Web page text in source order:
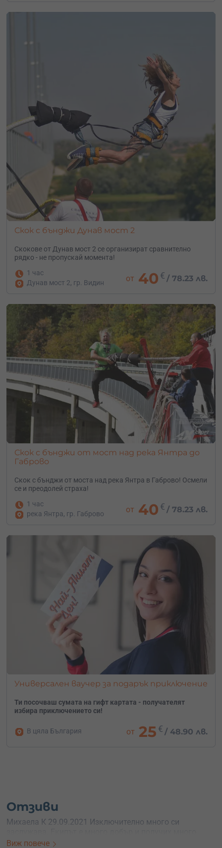
Скок с бънджи Дунав мост 2
Скокове от Дунав мост 2 се организират сравнително
рядко - не пропускай момента!
1 час
Дунав мост 2, гр. Видин
от 40 € /78.23 лв.
Скок с бънджи от мост над река Янтра до
Габрово
Скок с бънджи от моста над река Янтра в Габрово! Осмели
се и преодолей страха!
1 час
река Янтра, гр. Габрово
от 40 € / 78.23 лв.
Универсален ваучер за подарък приключение
Ти посочваш сумата на гифт картата - получателят
избира приключението си!
В цяла България от 25 € / 48.90 лв.
Отзиви
Михаела К 29.09.2021 Изключително много си
бърза обратна връзка с видеото и снимките на
Виж повече